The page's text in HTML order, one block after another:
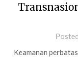
Keamanan